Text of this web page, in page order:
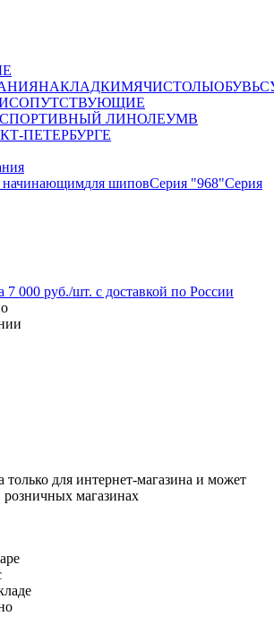
НАКЛАДКИМЯЧИСТОЛЫОБУВЬ
СОПУТСТВУЮЩИЕ
СПОРТИВНЫЙ ЛИНОЛЕУМВ
ПЕТЕРБУРГЕ
начинающимдля шиповСерия "968"Серия
только для интернет-магазина и может
розничных магазинах